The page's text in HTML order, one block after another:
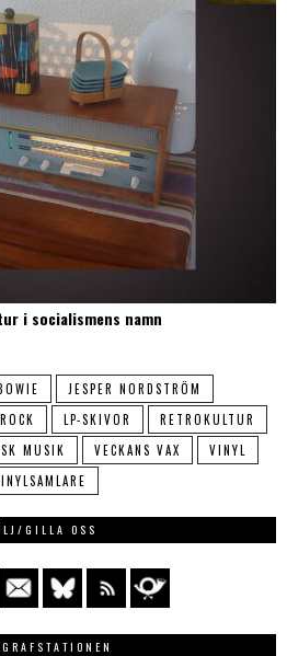
i socialismens namn
JESPER NORDSTRÖM
LP-SKIVOR
RETROKULTUR
MUSIK VECKANS VAX
VINYL
GILLA OSS